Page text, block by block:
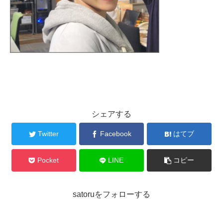
シェアする
Twitter Facebook はてブ
Pocket LINE コピー
satoruをフォローする